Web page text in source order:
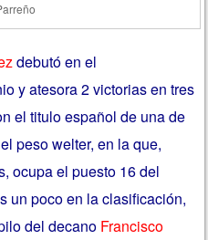
debutó en el
y atesora 2 victorias en tres
el titulo español de una de
peso welter, en la que,
ocupa el puesto 16 del
un poco en la clasificación,
del decano Francisco